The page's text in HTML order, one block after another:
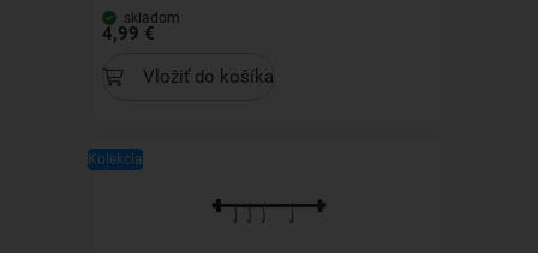
skladom
4,99 €
Vložiť do košíka
Kolekcia